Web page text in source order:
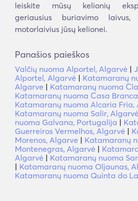
leiskite mūsų kelionių
geriausius buriavimo
motorlaivius jūsų kelionei.
Panašios paieškos
Valčių nuoma Alportel, Algarvė |
Alportel, Algarvė | Katamaranų
Algarve | Katamaranų nuoma
Katamaranų nuoma Casa
Katamaranų nuoma Alcaria Fria,
Katamaranų nuoma Salir, Algarvė
nuoma Galvana, Portugalija |
Guerreiros Vermelhos, Algarvė |
Morenos, Algarve | Katamaranų
Montenegras, Algarvė |
Algarvė | Katamaranų nuoma
| Katamaranų nuoma Oljaunas,
Katamaranų nuoma Quinta do